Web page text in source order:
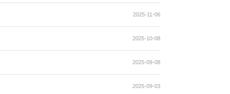
2025-11-06
2025-10-08
2025-09-08
2025-09-03